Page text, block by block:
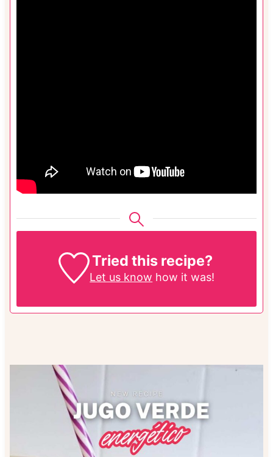
Tried this recipe?
Let us know how it was!